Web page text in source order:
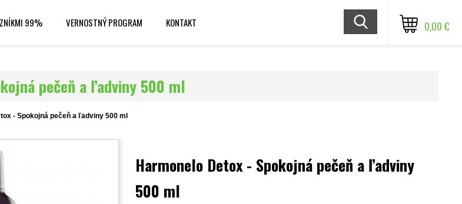
99% VERNOSTNÝ PROGRAM KONTAKT 0,00 €
pečeň a ľadviny 500 ml
- Spokojná pečeň a ľadviny 500 ml
Harmonelo Detox - Spokojná pečeň a ľadviny
500 ml